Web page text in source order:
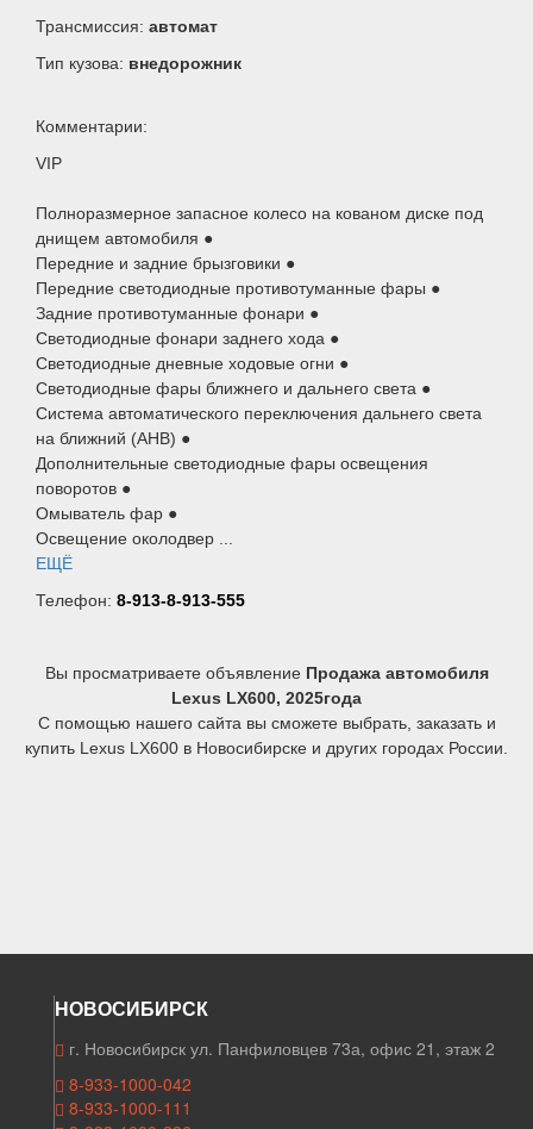
Трансмиссия: автомат
Тип кузова: внедорожник
Комментарии:
VIP
Полноразмерное запасное колесо на кованом диске под
днищем автомобиля ●
Передние и задние брызговики ●
Передние светодиодные противотуманные фары ●
Задние противотуманные фонари ●
Светодиодные фонари заднего хода ●
Светодиодные дневные ходовые огни ●
Светодиодные фары ближнего и дальнего света ●
Система автоматического переключения дальнего света
на ближний (AHB) ●
Дополнительные светодиодные фары освещения
поворотов ●
Омыватель фар ●
Освещение околодвер ...
ЕЩЁ
Телефон: 8-913-8-913-555
Вы просматриваете объявление Продажа автомобиля
Lexus LX600, 2025года
С помощью нашего сайта вы сможете выбрать, заказать и
купить Lexus LX600 в Новосибирске и других городах России.
НОВОСИБИРСК
г. Новосибирск ул. Панфиловцев 73а, офис 21, этаж 2
8-933-1000-042
8-933-1000-111